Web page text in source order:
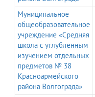
Муниципальное
общеобразовательное
учреждение «Средняя
школа с углубленным
изучением отдельных
предметов № 38
Красноармейского
района Волгограда»